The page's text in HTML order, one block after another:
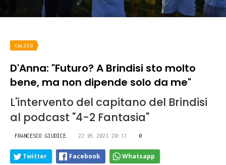
CALCIO
D'Anna: "Futuro? A Brindisi sto molto
bene, ma non dipende solo da me"
L'intervento del capitano del Brindisi
al podcast "4-2 Fantasia"
FRANCESCO GIUDICE 22.05.2023 20:17 0
Twitter Facebook Whatsapp